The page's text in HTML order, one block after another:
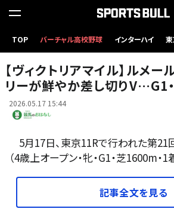
TOP バーチャル高校野球 インターハイ
ヴィクトリアマイル・エンブロイダリーとC.ルメール騎手
【ヴィクトリアマイル】ルメー
リーが鮮やか差し切りV…G1
2026.05.17 15:44
5月17日、東京11Rで行われた第21
（4歳上オープン・牝・G1・芝1600m
記事全文を見る